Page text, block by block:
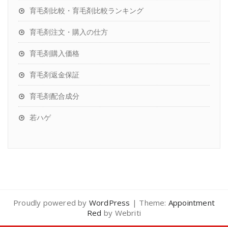
育毛剤比較・育毛剤比較ランキング
育毛剤注文・購入の仕方
育毛剤購入価格
育毛剤返金保証
育毛剤配合成分
若ハゲ
Proudly powered by WordPress | Theme: Appointment
Red by Webriti